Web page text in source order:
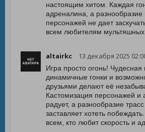
настоящим хитом. Каждая
адреналина, а разнообразие
персонажей не дает
всем любителям мультяшных
altairkc 13 декабря 2025
Игра просто огонь! Чудесная
динамичные гонки и
друзьями делают её
Кастомизация персонажей и
радует, а разнообразие трасс
заставляет хотеть
всем, кто любит скорость и